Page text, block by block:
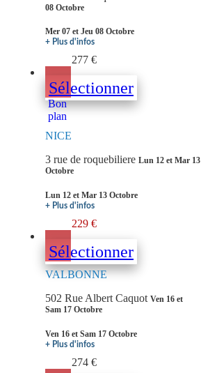
08 Octobre
Mer 07 et Jeu 08 Octobre
+ Plus d'infos
277 €
Sélectionner
Bon
plan
NICE
3 rue de roquebiliere Lun 12 et Mar 13
Octobre
Lun 12 et Mar 13 Octobre
+ Plus d'infos
229 €
Sélectionner
VALBONNE
502 Rue Albert Caquot Ven 16 et
Sam 17 Octobre
Ven 16 et Sam 17 Octobre
+ Plus d'infos
274 €